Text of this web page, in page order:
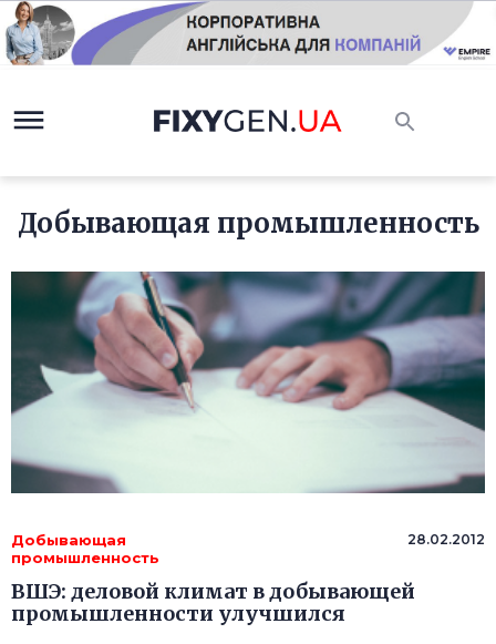
Добывающая промышленность
Добывающая
промышленность
28.02.2012
ВШЭ: деловой климат в добывающей
промышленности улучшился